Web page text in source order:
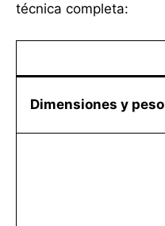
técnica completa:
Dimensiones y peso